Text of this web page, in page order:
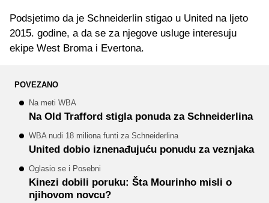
Podsjetimo da je Schneiderlin stigao u United na ljeto
2015. godine, a da se za njegove usluge interesuju
ekipe West Broma i Evertona.
POVEZANO
Na meti WBA
Na Old Trafford stigla ponuda za Schneiderlina
WBA nudi 18 miliona funti za Schneiderlina
United dobio iznenađujuću ponudu za veznjaka
Oglasio se i Posebni
Kinezi dobili poruku: Šta Mourinho misli o
njihovom novcu?